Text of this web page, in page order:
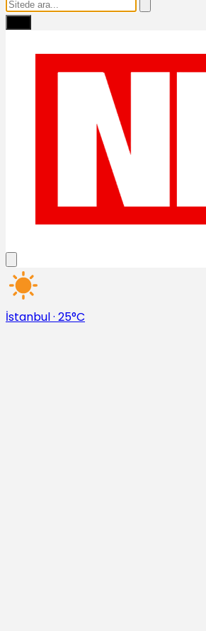
İstanbul· 25°C